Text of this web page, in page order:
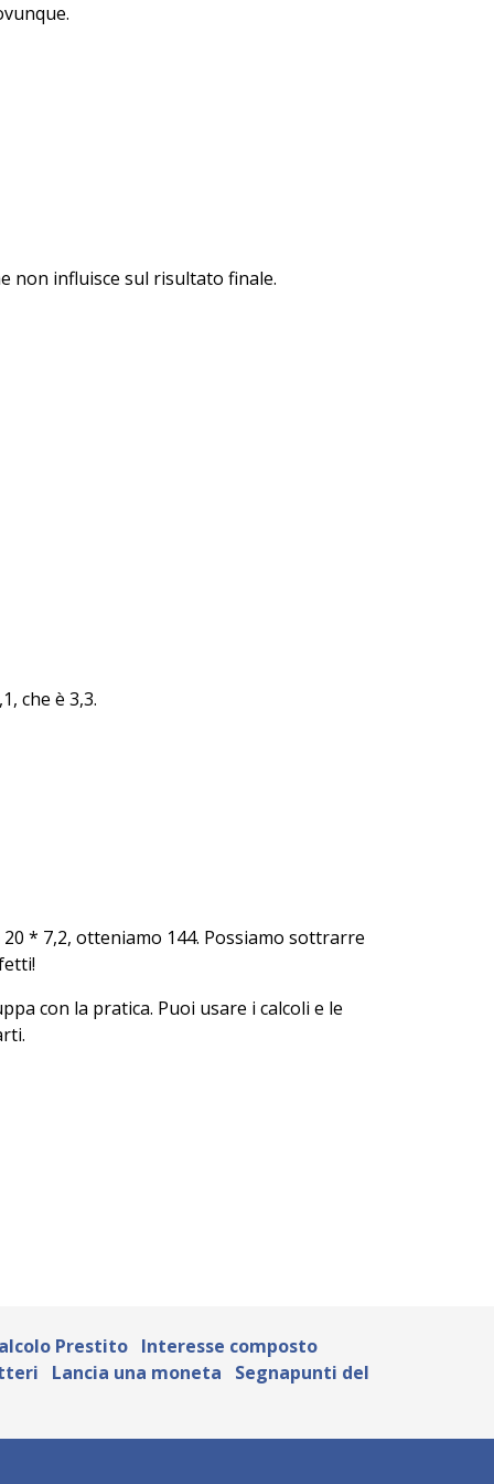
non influisce sul risultato finale.
che è 3,3.
* 7,2, otteniamo 144. Possiamo sottrarre
con la pratica. Puoi usare i calcoli e le
Prestito Interesse composto
Lancia una moneta
Segnapunti del